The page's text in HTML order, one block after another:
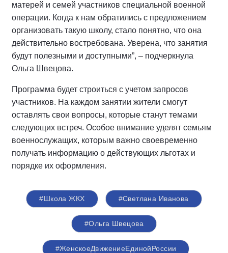
матерей и семей участников специальной военной
операции. Когда к нам обратились с предложением
организовать такую школу, стало понятно, что она
действительно востребована. Уверена, что занятия
будут полезными и доступными”, – подчеркнула
Ольга Швецова.
Программа будет строиться с учетом запросов
участников. На каждом занятии жители смогут
оставлять свои вопросы, которые станут темами
следующих встреч. Особое внимание уделят семьям
военнослужащих, которым важно своевременно
получать информацию о действующих льготах и
порядке их оформления.
#Школа ЖКХ #Светлана Иванова
#Ольга Швецова
#ЖенскоеДвижениеЕдинойРоссии